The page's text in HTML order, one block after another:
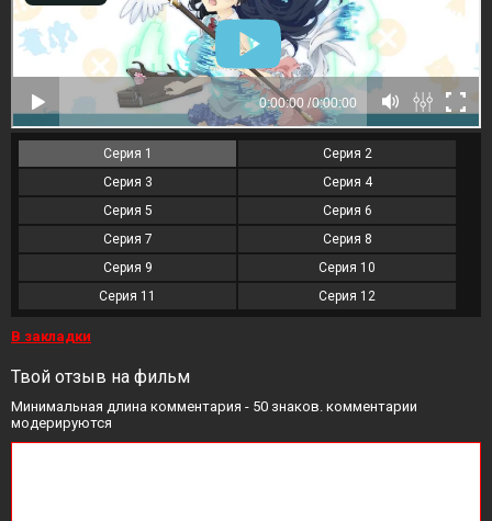
Серия 1
Серия 2
Серия 3
Серия 4
Серия 5
Серия 6
Серия 7
Серия 8
Серия 9
Серия 10
Серия 11
Серия 12
В закладки
Твой отзыв на фильм
Минимальная длина комментария - 50 знаков. комментарии
модерируются